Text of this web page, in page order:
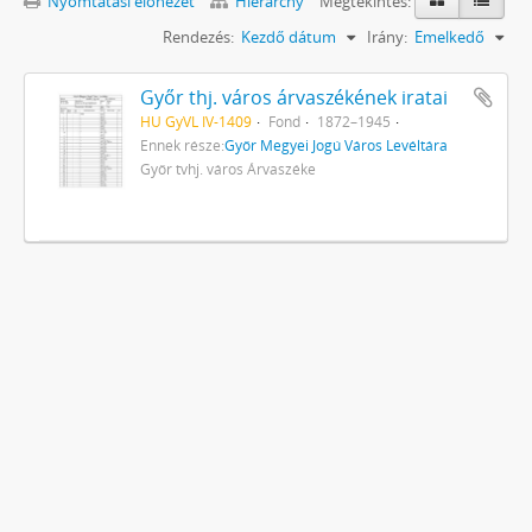
Rendezés: Kezdő dátum Irány: Emelkedő
Győr thj. város árvaszékének iratai
HU GyVL IV-1409 Fond
1872–1945
Ennek része:Győr Megyei Jogú Város Levéltára
Győr tvhj. város Árvaszéke